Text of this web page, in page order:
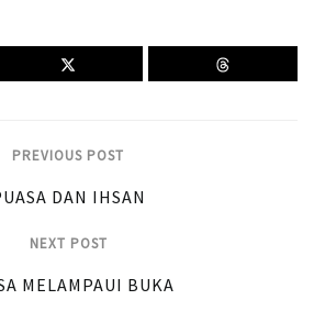
PREVIOUS POST
DAN IHSAN
NEXT POST
MELAMPAUI BUKA